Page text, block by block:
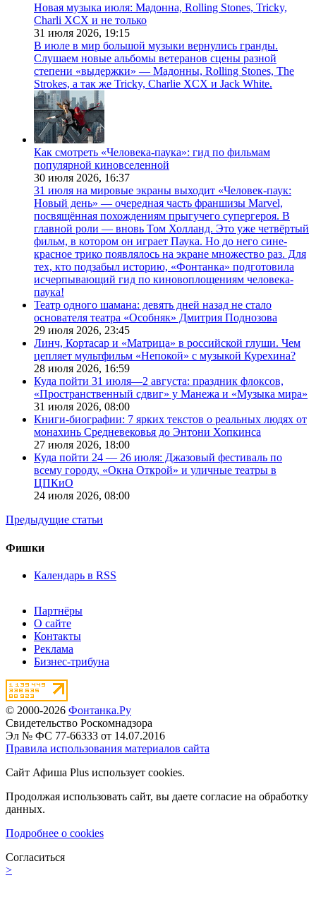
Новая музыка июля: Мадонна, Rolling Stones, Tricky,
Charli XCX и не только
31 июля 2026, 19:15
В июле в мир большой музыки вернулись гранды.
Слушаем новые альбомы ветеранов сцены разной
степени «выдержки» — Мадонны, Rolling Stones, The
Strokes, а так же Tricky, Charlie XCX и Jack White.
Как смотреть «Человека-паука»: гид по фильмам
популярной киновселенной
30 июля 2026, 16:37
31 июля на мировые экраны выходит «Человек-паук:
Новый день» — очередная часть франшизы Marvel,
посвящённая похождениям прыгучего супергероя. В
главной роли — вновь Том Холланд. Это уже четвёртый
фильм, в котором он играет Паука. Но до него сине-
красное трико появлялось на экране множество раз. Для
тех, кто подзабыл историю, «Фонтанка» подготовила
исчерпывающий гид по киновоплощениям человека-
паука!
Театр одного шамана: девять дней назад не стало
основателя театра «Особняк» Дмитрия Поднозова
29 июля 2026, 23:45
Линч, Кортасар и «Матрица» в российской глуши. Чем
цепляет мультфильм «Непокой» с музыкой Курехина?
28 июля 2026, 16:59
Куда пойти 31 июля—2 августа: праздник флоксов,
«Пространственный сдвиг» у Манежа и «Музыка мира»
31 июля 2026, 08:00
Книги-биографии: 7 ярких текстов о реальных людях от
монахинь Средневековья до Энтони Хопкинса
27 июля 2026, 18:00
Куда пойти 24 — 26 июля: Джазовый фестиваль по
всему городу, «Окна Открой» и уличные театры в
ЦПКиО
24 июля 2026, 08:00
Предыдущие статьи
Фишки
Календарь в RSS
Партнёры
О сайте
Контакты
Реклама
Бизнес-трибуна
© 2000-2026 Фонтанка.Ру
Свидетельство Роскомнадзора
Эл № ФС 77-66333 от 14.07.2016
Правила использования материалов сайта
Сайт Афиша Plus использует cookies.
Продолжая использовать сайт, вы даете согласие на обработку
данных.
Подробнее о cookies
Согласиться
>